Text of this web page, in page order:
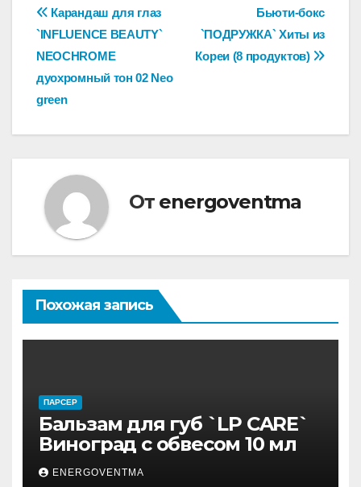
Навигация
по
записям
Бьюти-бокс
`ПОДРУЖКА` Хиты из
Кореи (8 продуктов)
Карандаш для глаз
`INFLUENCE BEAUTY`
NEOCHROME
дуохромный тон 02 Neo
green
От energoventma
Похожая запись
ПАРСЕР
Бальзам для губ `LP CARE`
Виноград с обвесом 10 мл
ENERGOVENTMA